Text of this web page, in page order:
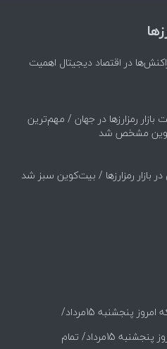
در اقتصاد دیجیتال اهمیت
رمزارزها در جهان / مهم‌ترین
مشخص شد
در بازار رمزارزها / بیت‌کوین سبز شد
قیمت طلا، دلار و سکه امروز پنجشنبه 15مرداد/
قیمت طلا و سکه امروز پنجشنبه 15مرداد/ تمام